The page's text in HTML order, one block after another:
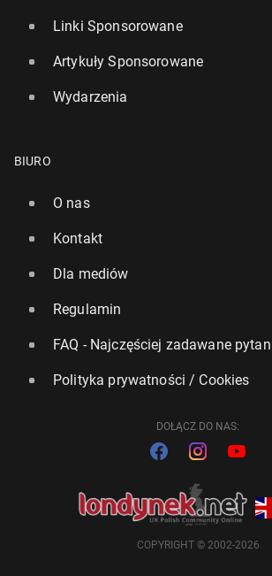
Linki Sponsorowane
Artykuły Sponsorowane
Wydarzenia
BIURO
O nas
Kontakt
Dla mediów
Regulamin
FAQ - Najczęściej zadawane
Polityka prywatności / Cookies
DOŁĄCZ DO NAS:
COPYRIGHT © 2002-2026